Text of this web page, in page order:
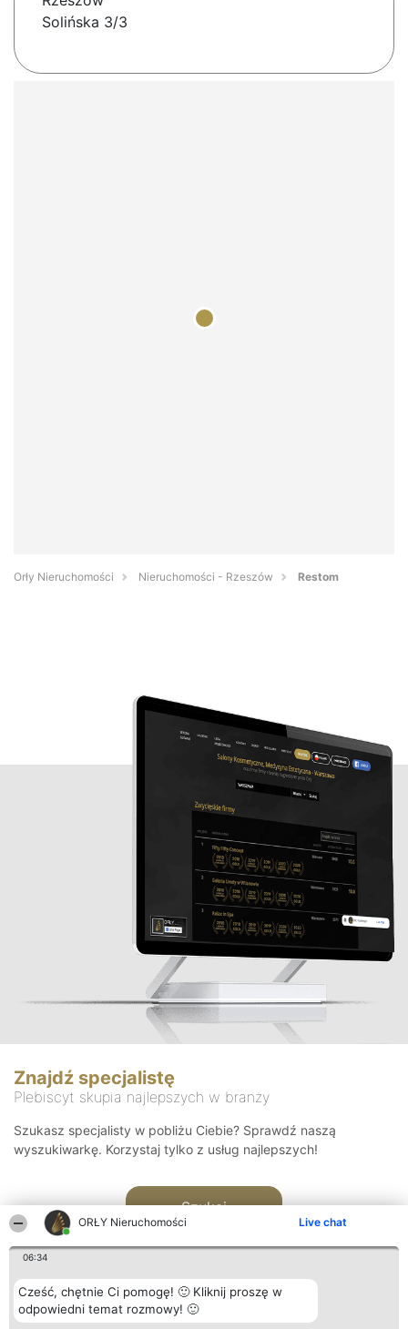
ORŁY Nieruchomości Live chat
06:34
Cześć, chętnie Ci pomogę! 🙂 Kliknij proszę w
odpowiedni temat rozmowy! 🙂
Solińska 3/3
Orły Nieruchomości Nieruchomości - Rzeszów Restom
Znajdź specjalistę
Plebiscyt skupia najlepszych w branży
Szukasz specjalisty w pobliżu Ciebie? Sprawdź naszą
wyszukiwarkę. Korzystaj tylko z usług najlepszych!
Szukaj